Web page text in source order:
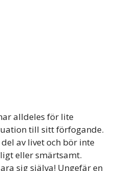
alldeles för lite
till sitt förfogande.
av livet och bör inte
eller smärtsamt.
sig själva! Ungefär en